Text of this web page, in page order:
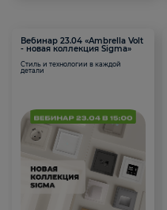
Вебинар 23.04 «Ambrella Volt
- новая коллекция Sigma»
Стиль и технологии в каждой
детали